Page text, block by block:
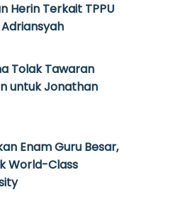
Herin Terkait TPPU
Tolak Tawaran
untuk Jonathan
Enam Guru Besar,
World-Class